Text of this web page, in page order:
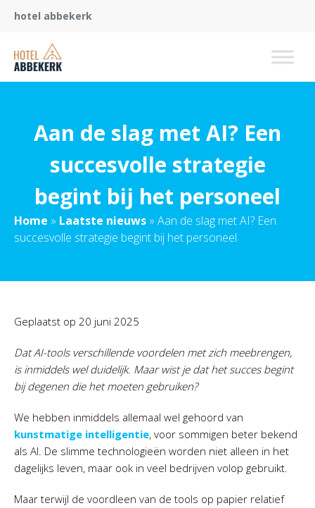
hotel abbekerk
Aan de slag met AI? Een
succesvolle strategie
begint bij het personeel
Home » Laatste nieuws » Aan de slag met AI? Een
succesvolle strategie begint bij het personeel
Geplaatst op 20 juni 2025
Dat AI-tools verschillende voordelen met zich meebrengen,
is inmiddels wel duidelijk. Maar wist je dat het succes begint
bij degenen die het moeten gebruiken?
We hebben inmiddels allemaal wel gehoord van
kunstmatige intelligentie, voor sommigen beter bekend
als AI. De slimme technologieën worden niet alleen in het
dagelijks leven, maar ook in veel bedrijven volop gebruikt.
Maar terwijl de voordleen van de tools op papier relatief